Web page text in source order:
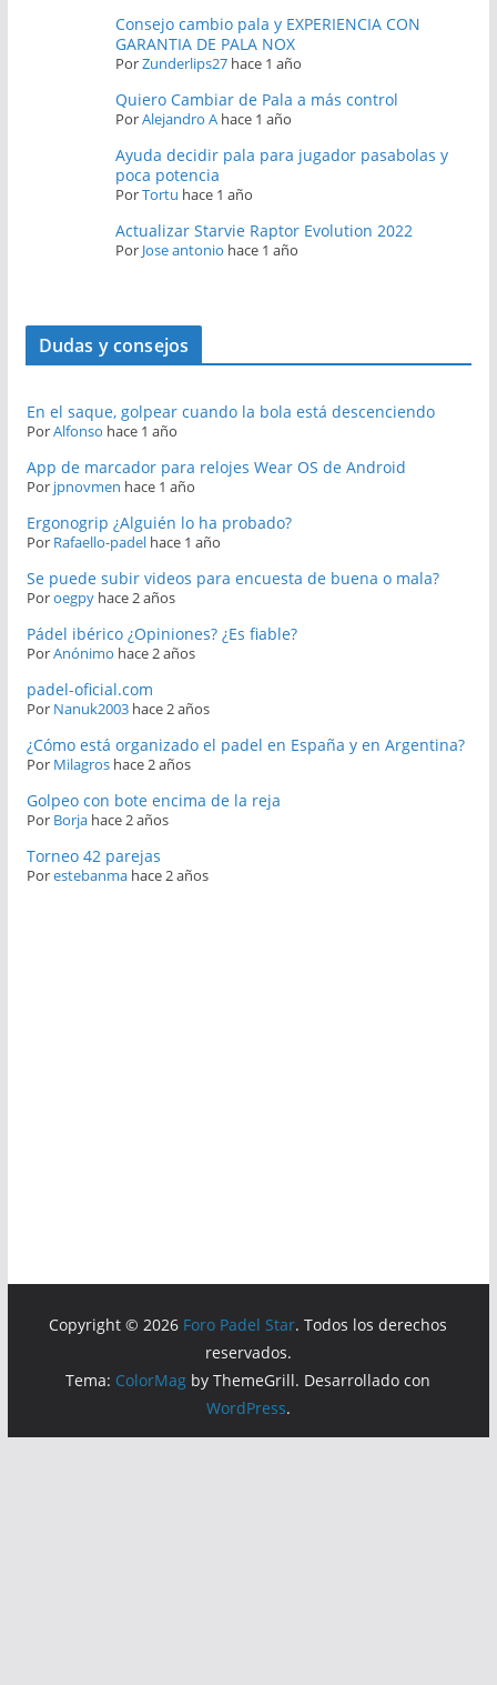
Consejo cambio pala y EXPERIENCIA CON
GARANTIA DE PALA NOX
PorZunderlips27 hace 1 año
Quiero Cambiar de Pala a más control
PorAlejandro A hace 1 año
Ayuda decidir pala para jugador pasabolas y
poca potencia
PorTortu hace 1 año
Actualizar Starvie Raptor Evolution 2022
Por Jose antonio hace 1 año
Dudas y consejos
En el saque, golpear cuando la bola está descenciendo
PorAlfonso hace 1 año
App de marcador para relojes Wear OS de Android
Por jpnovmen hace 1 año
Ergonogrip ¿Alguién lo ha probado?
Por Rafaello-padel hace 1 año
Se puede subir videos para encuesta de buena o mala?
Poroegpy hace 2 años
Pádel ibérico ¿Opiniones? ¿Es fiable?
PorAnónimo hace 2 años
padel-oficial.com
Por Nanuk2003 hace 2 años
¿Cómo está organizado el padel en España y en Argentina?
Por Milagros hace 2 años
Golpeo con bote encima de la reja
Por Borja hace 2 años
Torneo 42 parejas
Porestebanma hace 2 años
Copyright © 2026 Foro Padel Star. Todos los derechos
reservados.
Tema: ColorMag by ThemeGrill. Desarrollado con
WordPress.